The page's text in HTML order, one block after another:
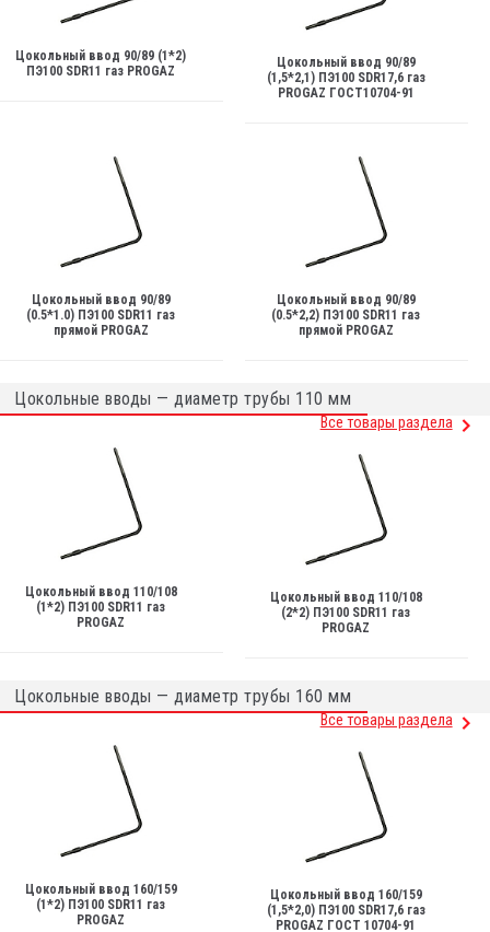
Цокольный ввод 90/89 (1*2)
ПЭ100 SDR11 газ PROGAZ
Цокольный ввод 90/89
(1,5*2,1) ПЭ100 SDR17,6 газ
PROGAZ ГОСТ10704-91
Цокольный ввод 90/89
(0.5*1.0) ПЭ100 SDR11 газ
прямой PROGAZ
Цокольный ввод 90/89
(0.5*2,2) ПЭ100 SDR11 газ
прямой PROGAZ
Цокольные вводы — диаметр трубы 110 мм
Все товары раздела
Цокольный ввод 110/108
(1*2) ПЭ100 SDR11 газ
PROGAZ
Цокольный ввод 110/108
(2*2) ПЭ100 SDR11 газ
PROGAZ
Цокольные вводы — диаметр трубы 160 мм
Все товары раздела
Цокольный ввод 160/159
(1*2) ПЭ100 SDR11 газ
PROGAZ
Цокольный ввод 160/159
(1,5*2,0) ПЭ100 SDR17,6 газ
PROGAZ ГОСТ 10704-91